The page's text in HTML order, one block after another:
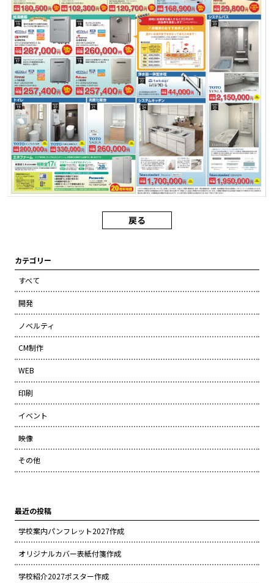
戻る
カテゴリー
すべて
開発
ノベルティ
CM制作
WEB
印刷
イベント
映像
その他
最近の投稿
学校案内パンフレット2027作成
オリジナルカバー表紙付箋作成
学校紹介2027ポスター作成